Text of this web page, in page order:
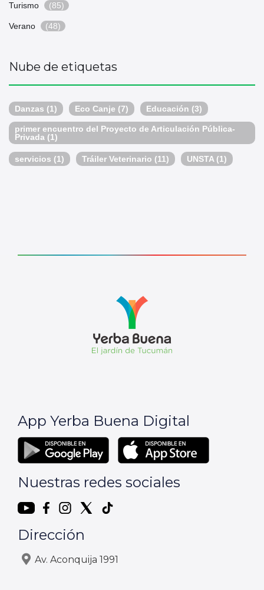
Turismo (85)
Verano (48)
Nube de etiquetas
Danzas (1) Eco Canje (7) Educación (3)
primer encuentro del Proyecto de Articulación Pública-
Privada (1)
servicios (1) Tráiler Veterinario (11) UNSTA(1)
App Yerba Buena Digital
Nuestras redes sociales
Dirección
Av. Aconquija 1991